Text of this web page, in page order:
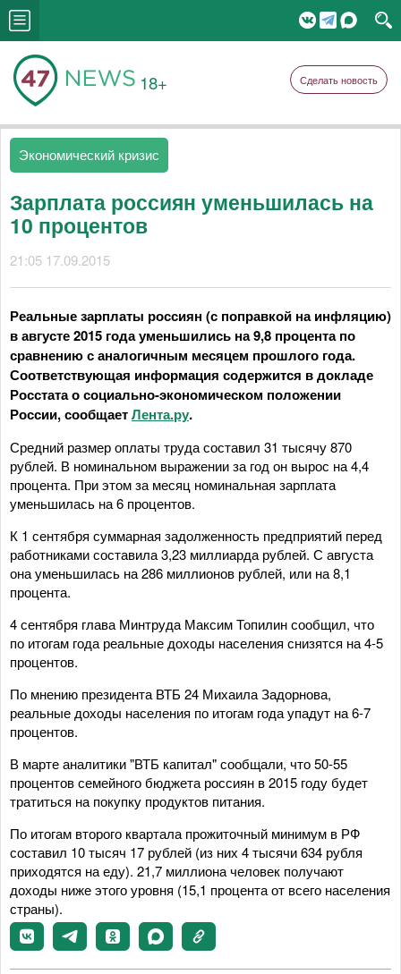
18+ Сделать новость
Экономический кризис
Зарплата россиян уменьшилась на
10 процентов
21:05 17.09.2015
Реальные зарплаты россиян (с поправкой на инфляцию)
в августе 2015 года уменьшились на 9,8 процента по
сравнению с аналогичным месяцем прошлого года.
Соответствующая информация содержится в докладе
Росстата о социально-экономическом положении
России, сообщаетЛента.ру.
Средний размер оплаты труда составил 31 тысячу 870
рублей. В номинальном выражении за год он вырос на 4,4
процента. При этом за месяц номинальная зарплата
уменьшилась на 6 процентов.
К 1 сентября суммарная задолженность предприятий перед
работниками составила 3,23 миллиарда рублей. С августа
она уменьшилась на 286 миллионов рублей, или на 8,1
процента.
4 сентября глава Минтруда Максим Топилин сообщил, что
по итогам года реальные доходы населения снизятся на 4-5
процентов.
По мнению президента ВТБ 24 Михаила Задорнова,
реальные доходы населения по итогам года упадут на 6-7
процентов.
В марте аналитики "ВТБ капитал" сообщали, что 50-55
процентов семейного бюджета россиян в 2015 году будет
тратиться на покупку продуктов питания.
По итогам второго квартала прожиточный минимум в РФ
составил 10 тысяч 17 рублей (из них 4 тысячи 634 рубля
приходятся на еду). 21,7 миллиона человек получают
доходы ниже этого уровня (15,1 процента от всего населения
страны).